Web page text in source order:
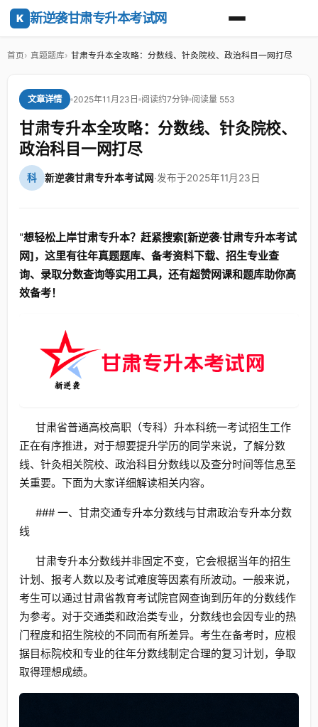
K 新逆袭甘肃专升本考试网
首页 真题题库 甘肃专升本全攻略：分数线、针灸院校、政治科目一网打尽
文章详情 2025年11月23日 阅读约7分钟 阅读量 553
甘肃专升本全攻略：分数线、针灸院校、
政治科目一网打尽
科 新逆袭甘肃专升本考试网·发布于2025年11月23日
"想轻松上岸甘肃专升本？赶紧搜索[新逆袭·甘肃专升本考试
网]，这里有往年真题题库、备考资料下载、招生专业查
询、录取分数查询等实用工具，还有超赞网课和题库助你高
效备考！
甘肃省普通高校高职（专科）升本科统一考试招生工作
正在有序推进，对于想要提升学历的同学来说，了解分数
线、针灸相关院校、政治科目分数线以及查分时间等信息至
关重要。下面为大家详细解读相关内容。
### 一、甘肃交通专升本分数线与甘肃政治专升本分数
线
甘肃专升本分数线并非固定不变，它会根据当年的招生
计划、报考人数以及考试难度等因素有所波动。一般来说，
考生可以通过甘肃省教育考试院官网查询到历年的分数线作
为参考。对于交通类和政治类专业，分数线也会因专业的热
门程度和招生院校的不同而有所差异。考生在备考时，应根
据目标院校和专业的往年分数线制定合理的复习计划，争取
取得理想成绩。